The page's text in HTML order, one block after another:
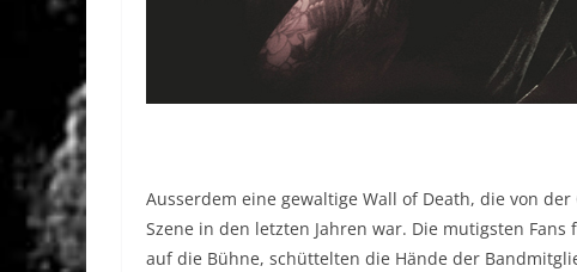
Ausserdem eine gewaltige Wall of Death, die von
Szene in den letzten Jahren war. Die mutigsten
auf die Bühne, schüttelten die Hände der